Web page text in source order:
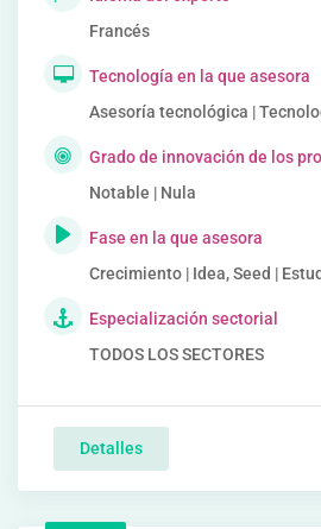
Francés
Tecnología en la que asesora
Asesoría tecnológica |
Grado de innovación de los
Notable | Nula
Fase en la que asesora
Crecimiento | Idea, Seed |
Especialización sectorial
TODOS LOS SECTORES
Detalles